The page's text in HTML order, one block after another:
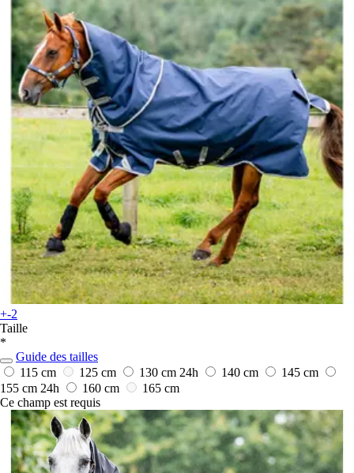
+-2
Taille
*
Guide des tailles
115 cm
125 cm 130 cm 24h 140 cm
145 cm
155 cm 24h 160 cm
165 cm
Ce champ est requis